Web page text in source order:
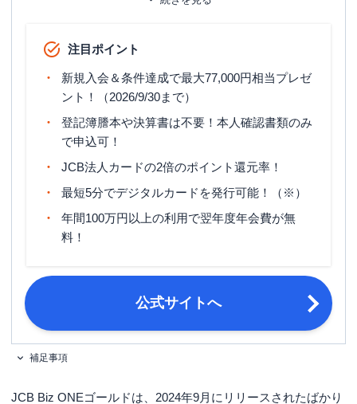
ETCカード年会費
旅行傷害保険 ー
締め日・支払日
20歳以上の法人代表者または個人事業
主（フリーランス・副業を含む）
注目ポイント
新規入会＆条件達成で最大77,000円相当プレゼ
ント！（2026/9/30まで）
登記簿謄本や決算書は不要！本人確認書類のみ
で申込可！
JCB法人カードの2倍のポイント還元率！
最短5分でデジタルカードを発行可能！（※）
年間100万円以上の利用で翌年度年会費が無
料！
公式サイトへ
補足事項
JCB Biz ONEゴールドは、2024年9月にリリースされたばかり